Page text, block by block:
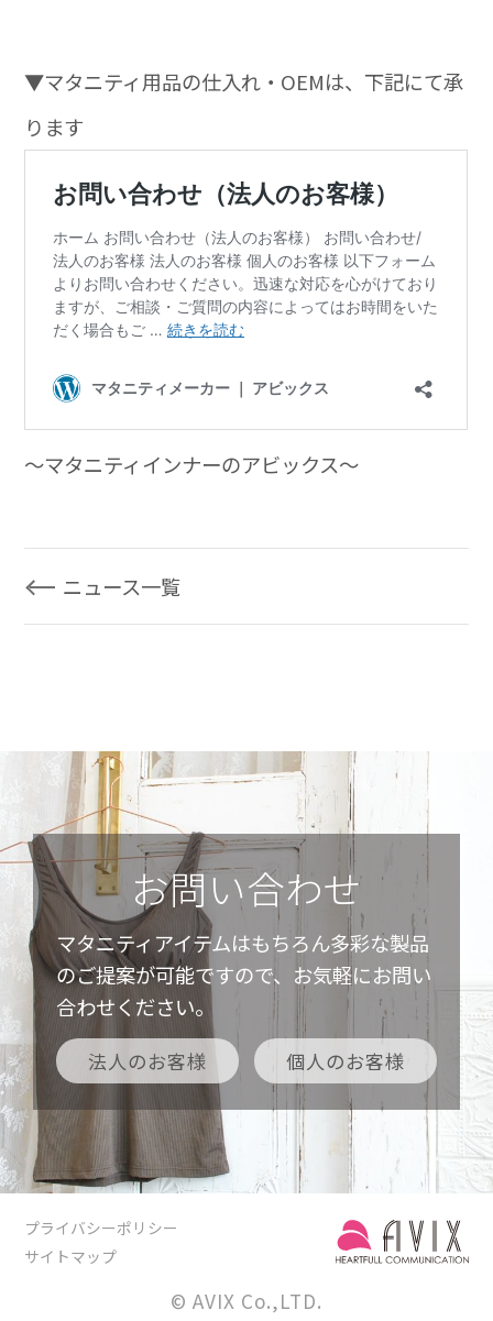
▼マタニティ用品の仕入れ・OEMは、下記にて承
ります
～マタニティインナーのアビックス～
ニュース一覧
お問い合わせ
マタニティアイテムはもちろん多彩な製品
のご提案が可能ですので、お気軽にお問い
合わせください。
法人のお客様 個人のお客様
プライバシーポリシー
サイトマップ
© AVIX Co.,LTD.